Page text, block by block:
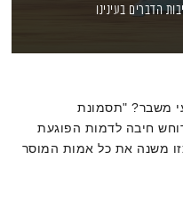
הדברים בעינינו
משבר? "תסמונת
חיבה לדמות הפוגעת
משנה את כל אמות המוסר